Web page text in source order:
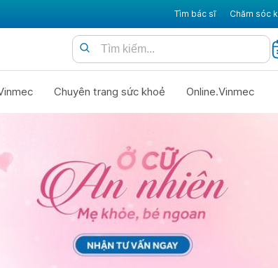
Tìm bác sĩ Chăm sóc
Chuyên trang sức khoẻ Online.Vinmec